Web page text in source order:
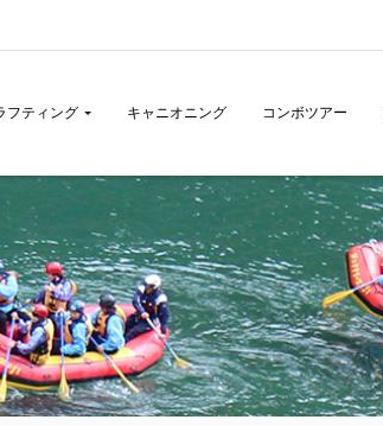
フティング キャニオニング コンボツアー